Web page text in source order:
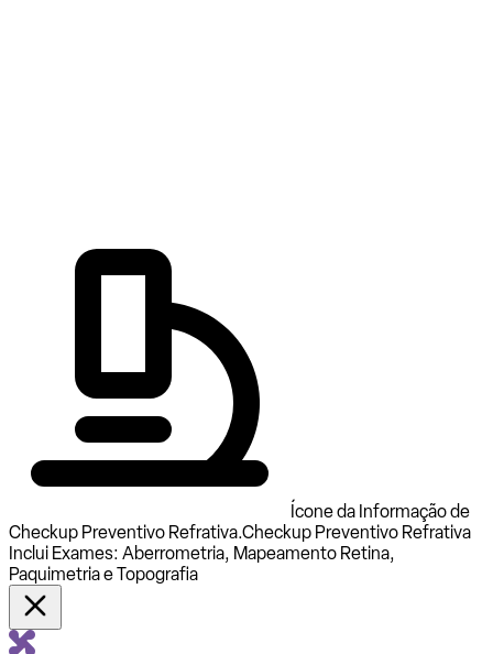
Ícone da Informação de
Checkup Preventivo Refrativa.Checkup Preventivo Refrativa
Inclui Exames: Aberrometria, Mapeamento Retina,
Paquimetria e Topografia